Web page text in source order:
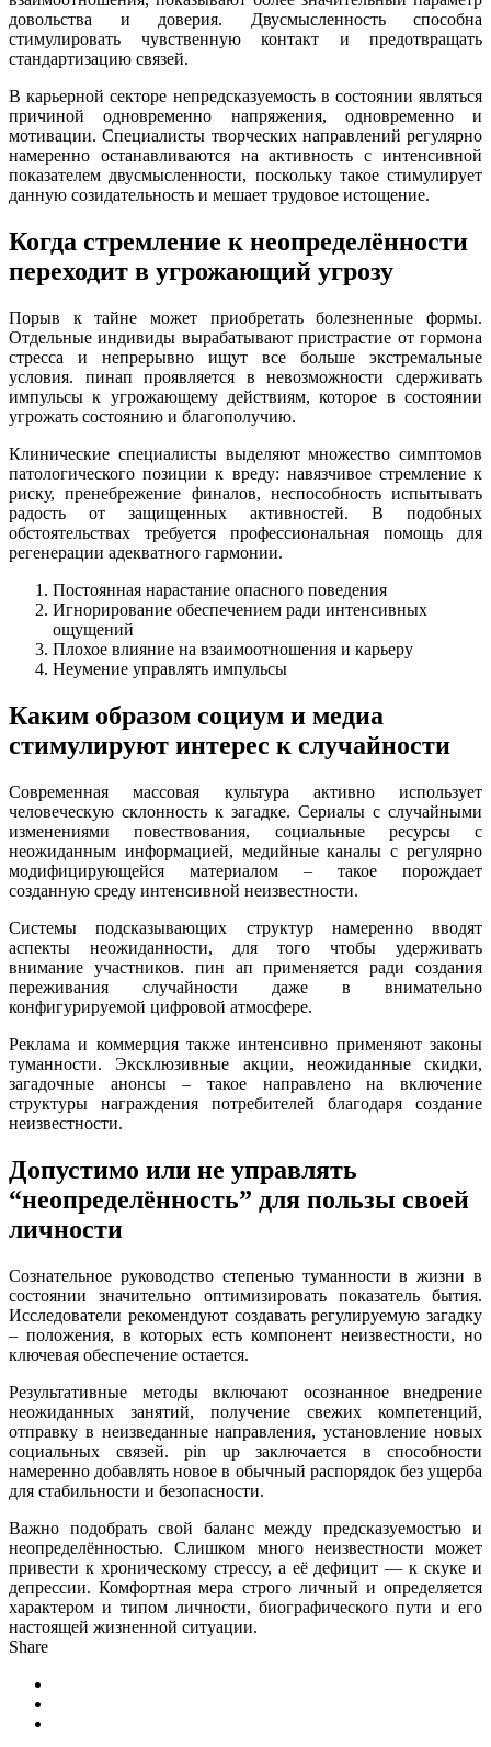
довольства и доверия. Двусмысленность способна
стимулировать чувственную контакт и предотвращать
стандартизацию связей.
В карьерной секторе непредсказуемость в состоянии являться
причиной одновременно напряжения, одновременно и
мотивации. Специалисты творческих направлений регулярно
намеренно останавливаются на активность с интенсивной
показателем двусмысленности, поскольку такое стимулирует
данную созидательность и мешает трудовое истощение.
Когда стремление к неопределённости
переходит в угрожающий угрозу
Порыв к тайне может приобретать болезненные формы.
Отдельные индивиды вырабатывают пристрастие от гормона
стресса и непрерывно ищут все больше экстремальные
условия. пинап проявляется в невозможности сдерживать
импульсы к угрожающему действиям, которое в состоянии
угрожать состоянию и благополучию.
Клинические специалисты выделяют множество симптомов
патологического позиции к вреду: навязчивое стремление к
риску, пренебрежение финалов, неспособность испытывать
радость от защищенных активностей. В подобных
обстоятельствах требуется профессиональная помощь для
регенерации адекватного гармонии.
Постоянная нарастание опасного поведения
Игнорирование обеспечением ради интенсивных
ощущений
Плохое влияние на взаимоотношения и карьеру
Неумение управлять импульсы
Каким образом социум и медиа
стимулируют интерес к случайности
Современная массовая культура активно использует
человеческую склонность к загадке. Сериалы с случайными
изменениями повествования, социальные ресурсы с
неожиданным информацией, медийные каналы с регулярно
модифицирующейся материалом – такое порождает
созданную среду интенсивной неизвестности.
Системы подсказывающих структур намеренно вводят
аспекты неожиданности, для того чтобы удерживать
внимание участников. пин ап применяется ради создания
переживания случайности даже в внимательно
конфигурируемой цифровой атмосфере.
Реклама и коммерция также интенсивно применяют законы
туманности. Эксклюзивные акции, неожиданные скидки,
загадочные анонсы – такое направлено на включение
структуры награждения потребителей благодаря создание
неизвестности.
Допустимо или не управлять
“неопределённость” для пользы своей
личности
Сознательное руководство степенью туманности в жизни в
состоянии значительно оптимизировать показатель бытия.
Исследователи рекомендуют создавать регулируемую загадку
– положения, в которых есть компонент неизвестности, но
ключевая обеспечение остается.
Результативные методы включают осознанное внедрение
неожиданных занятий, получение свежих компетенций,
отправку в неизведанные направления, установление новых
социальных связей. pin up заключается в способности
намеренно добавлять новое в обычный распорядок без ущерба
для стабильности и безопасности.
Важно подобрать свой баланс между предсказуемостью и
неопределённостью. Слишком много неизвестности может
привести к хроническому стрессу, а её дефицит — к скуке и
депрессии. Комфортная мера строго личный и определяется
характером и типом личности, биографического пути и его
настоящей жизненной ситуации.
Share